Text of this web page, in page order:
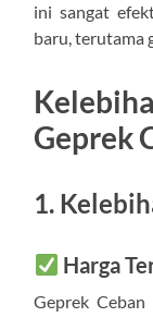
ini sangat
baru, terutama
Geprek
1.
Harga
Geprek Ceban